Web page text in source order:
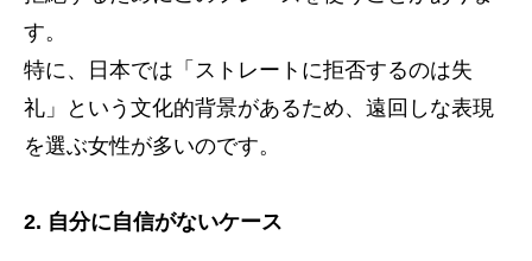
す。
特に、日本では「ストレートに拒否するのは失
礼」という文化的背景があるため、遠回しな表現
を選ぶ女性が多いのです。
2. 自分に自信がないケース